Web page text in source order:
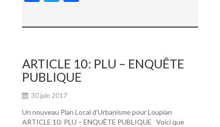
e
o
o
k
itt ta
er
ARTICLE 10: PLU – ENQUÊTE
PUBLIQUE
30 juin 2017
Un nouveau Plan Local d’Urbanisme pour Loupian
ARTICLE 10: PLU – ENQUÊTE PUBLIQUE Voici que